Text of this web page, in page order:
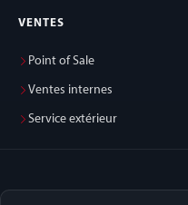
VENTES
Point of Sale
Ventes internes
Service extérieur